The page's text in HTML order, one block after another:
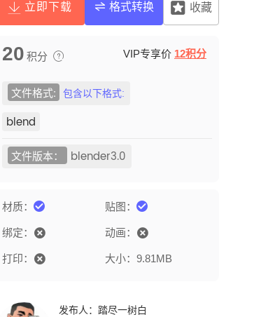
立即下载 格式转换 收藏
20 积分 VIP专享价 12积分
文件格式: 包含以下格式:
blend
文件版本： blender3.0
材质： 贴图：
绑定： 动画：
打印： 大小：9.81MB
发布人： 踏尽一树白